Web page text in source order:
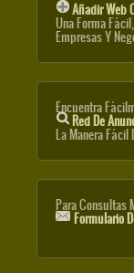
Añadir Web
Una Forma
Empresas Y
Encuentra
Red De
La Manera Fácil
Para Consultas
Formulario